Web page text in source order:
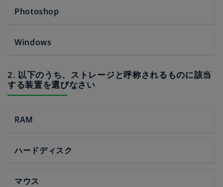
Photoshop
Windows
2. 以下のうち、ストレージと呼称されるものに該当
する装置を選びなさい
RAM
ハードディスク
マウス